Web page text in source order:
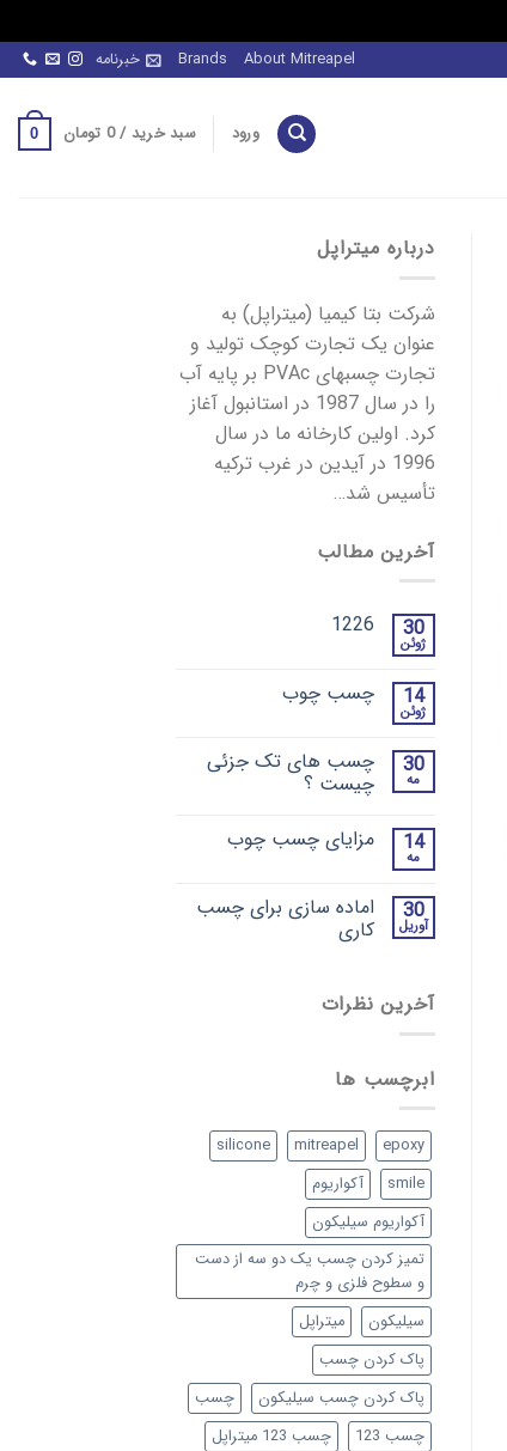
About Mitreapel
Brands خبرنامه
ورود سبد خرید /0 تومان 0
درباره میتراپل
شرکت بتا کیمیا (میتراپل) به
عنوان یک تجارت کوچک تولید و
تجارت چسبهای PVAc بر پایه آب
را در سال 1987 در استانبول آغاز
کرد. اولین کارخانه ما در سال
1996 در آیدین در غرب ترکیه
تأسیس شد…
آخرین مطالب
30
ژوئن
1226
14
ژوئن
چسب چوب
30
مه
چسب های تک جزئی
چیست ؟
14
مه
مزایای چسب چوب
30
آوریل
اماده سازی برای چسب
کاری
آخرین نظرات
ابرچسب ها
epoxy
mitreapel
silicone
smile
آکواریوم
آکواریوم سیلیکون
تمیز کردن چسب یک دو سه از دست
و سطوح فلزی و چرم
سیلیکون
میتراپل
پاک کردن چسب
پاک کردن چسب سیلیکون
چسب
چسب 123
چسب 123 میتراپل